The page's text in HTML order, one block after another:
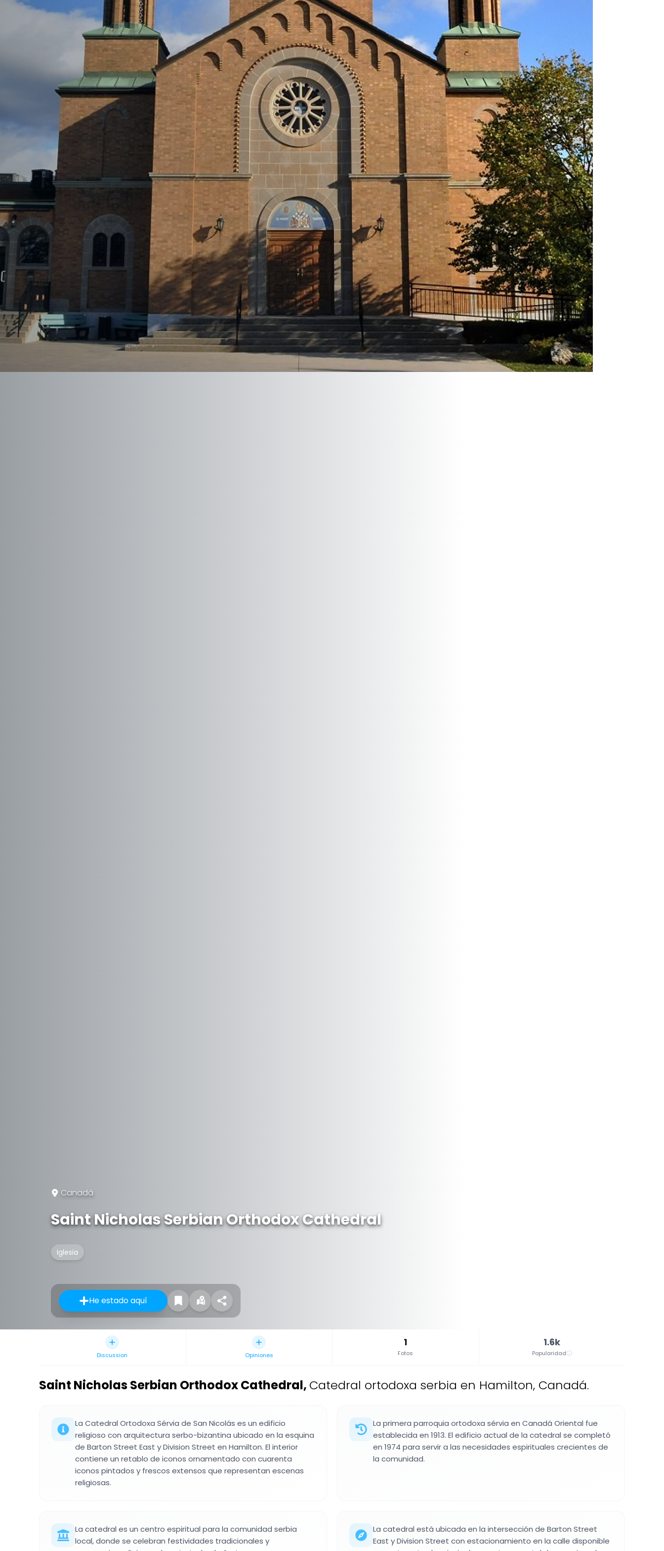
Canadá
Saint Nicholas Serbian Orthodox Cathedral
Iglesia
He estado aquí
Discussion Opiniones
1
Fotos
1.6k
Popularidad
Saint Nicholas Serbian Orthodox Cathedral, Catedral ortodoxa serbia en Hamilton, Canadá.
La Catedral Ortodoxa Sérvia de San Nicolás es un edificio
religioso con arquitectura serbo-bizantina ubicado en la esquina
de Barton Street East y Division Street en Hamilton. El interior
contiene un retablo de iconos ornamentado con cuarenta
iconos pintados y frescos extensos que representan escenas
religiosas.
La primera parroquia ortodoxa sérvia en Canadá Oriental fue
establecida en 1913. El edificio actual de la catedral se completó
en 1974 para servir a las necesidades espirituales crecientes de
la comunidad.
La catedral es un centro espiritual para la comunidad serbia
local, donde se celebran festividades tradicionales y
La catedral está ubicada en la intersección de Barton Street
East y Division Street con estacionamiento en la calle disponible